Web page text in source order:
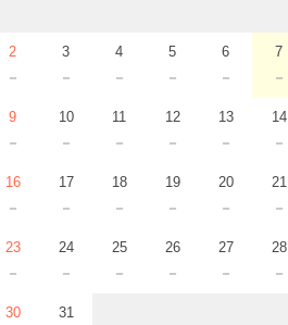
2
－
3
－
4
－
5
－
6
－
7
－
9
－
10
－
11
－
12
－
13
－
14
－
16
－
17
－
18
－
19
－
20
－
21
－
23
－
24
－
25
－
26
－
27
－
28
－
30 31